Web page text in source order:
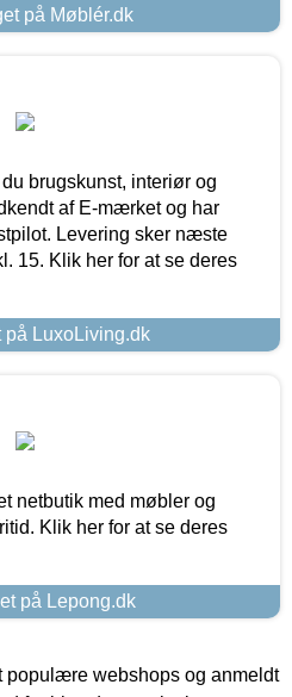
på Møblér.dk
brugskunst, interiør og
af E-mærket og har
Levering sker næste
15. Klik her for at se deres
på LuxoLiving.dk
netbutik med møbler og
Klik her for at se deres
på Lepong.dk
populære webshops og anmeldt